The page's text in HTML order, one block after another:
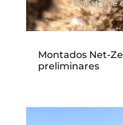
Montados Net-
preliminares